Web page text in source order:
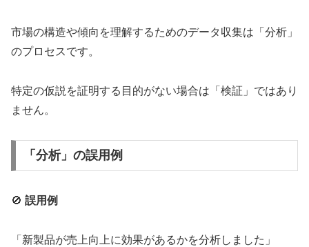
市場の構造や傾向を理解するためのデータ収集は「分析」
のプロセスです。
特定の仮説を証明する目的がない場合は「検証」ではあり
ません。
「分析」の誤用例
🚫 誤用例
「新製品が売上向上に効果があるかを分析しました」